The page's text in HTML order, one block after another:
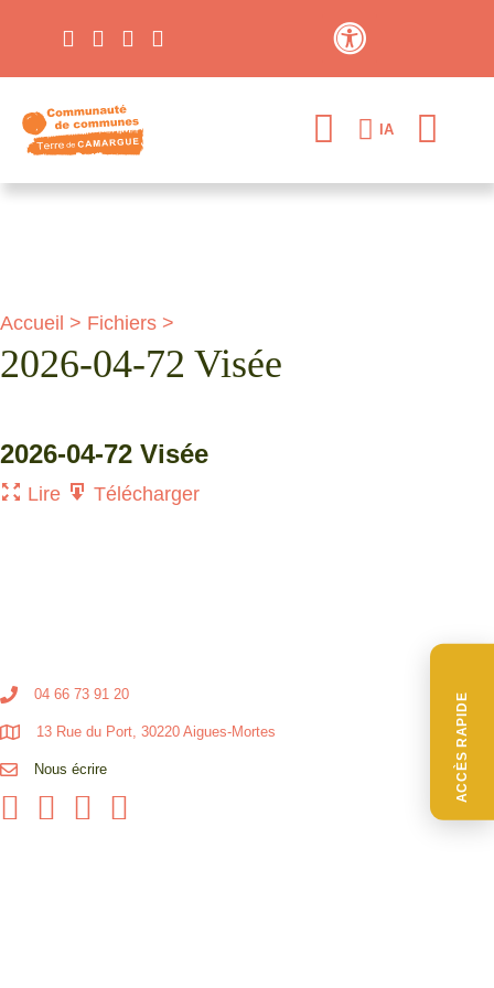
ACCÈS RAPIDE
IA
Accueil > Fichiers >
2026-04-72 Visée
2026-04-72 Visée
Lire Télécharger
04 66 73 91 20
13 Rue du Port, 30220 Aigues-Mortes
Nous écrire